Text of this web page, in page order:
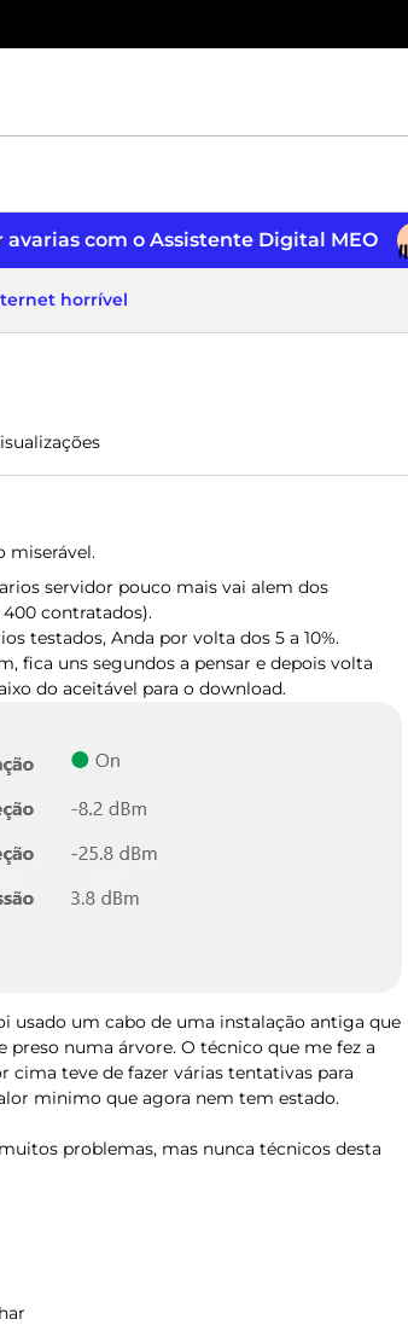
avarias com o Assistente Digital MEO
horrível
miserável.
servidor pouco mais vai alem dos
contratados).
testados, Anda por volta dos 5 a 10%.
fica uns segundos a pensar e depois volta
do aceitável para o download.
usado um cabo de uma instalação antiga que
numa árvore. O técnico que me fez a
cima teve de fazer várias tentativas para
minimo que agora nem tem estado.
problemas, mas nunca técnicos desta